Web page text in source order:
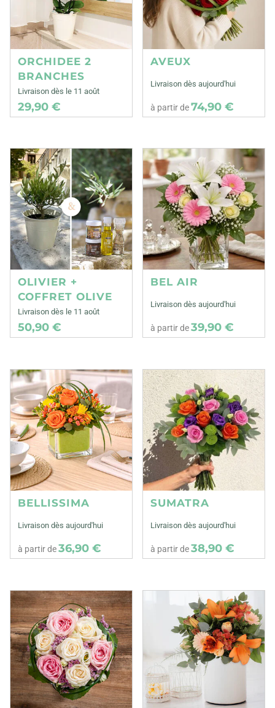
ORCHIDEE 2
BRANCHES
Livraison dès le 11 août
29,90 €
AVEUX
Livraison dès aujourd'hui
à partir de74,90 €
OLIVIER +
COFFRET OLIVE
Livraison dès le 11 août
50,90 €
BEL AIR
Livraison dès aujourd'hui
à partir de39,90 €
BELLISSIMA
Livraison dès aujourd'hui
à partir de36,90 €
SUMATRA
Livraison dès aujourd'hui
à partir de38,90 €